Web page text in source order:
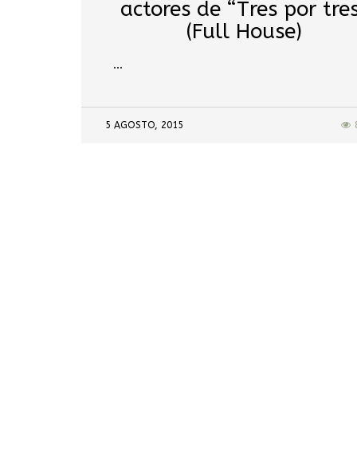
actores de “Tres por
(Full House)
…
5 AGOSTO, 2015